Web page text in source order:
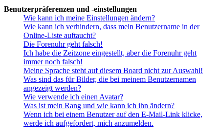
Benutzerpräferenzen und -einstellungen
Wie kann ich meine Einstellungen ändern?
Wie kann ich verhindern, dass mein Benutzername in der
Online-Liste auftaucht?
Die Forenuhr geht falsch!
Ich habe die Zeitzone eingestellt, aber die Forenuhr geht
immer noch falsch!
Meine Sprache steht auf diesem Board nicht zur Auswahl!
Was sind das für Bilder, die bei meinem Benutzernamen
angezeigt werden?
Wie verwende ich einen Avatar?
Was ist mein Rang und wie kann ich ihn ändern?
Wenn ich bei einem Benutzer auf den E-Mail-Link klicke,
werde ich aufgefordert, mich anzumelden.